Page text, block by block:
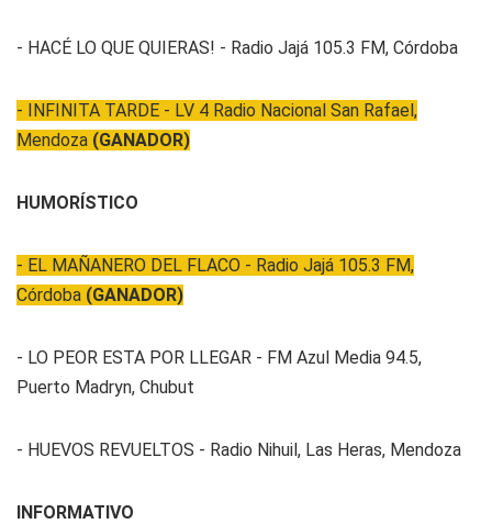
- HACÉ LO QUE QUIERAS! - Radio Jajá 105.3 FM, Córdoba
- INFINITA TARDE - LV 4 Radio Nacional San Rafael,
Mendoza (GANADOR)
HUMORÍSTICO
- EL MAÑANERO DEL FLACO - Radio Jajá 105.3 FM,
Córdoba (GANADOR)
- LO PEOR ESTA POR LLEGAR - FM Azul Media 94.5,
Puerto Madryn, Chubut
- HUEVOS REVUELTOS - Radio Nihuil, Las Heras, Mendoza
INFORMATIVO